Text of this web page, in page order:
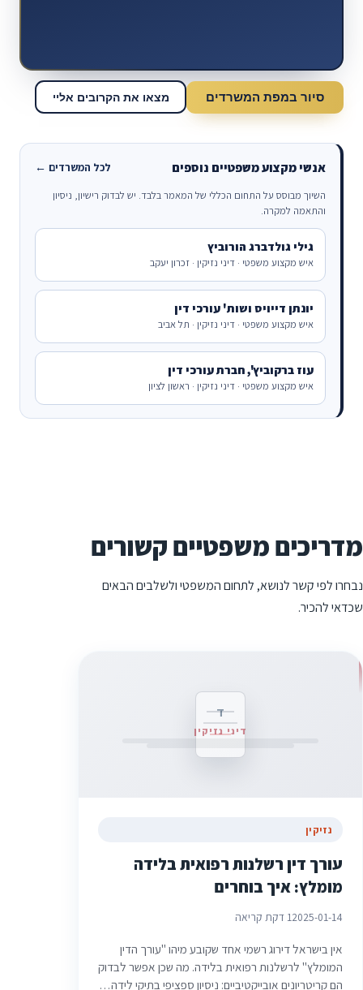
סיור במפת המשרדים מצאו את הקרובים אליי
אנשי מקצוע משפטיים נוספים לכל המשרדים ←
השיוך מבוסס על התחום הכללי של המאמר בלבד. יש לבדוק רישיון, ניסיון
והתאמה למקרה.
גילי גולדברג הורוביץ
איש מקצוע משפטי · דיני נזיקין · זכרון יעקב
יונתן דייויס ושות' עורכי דין
איש מקצוע משפטי · דיני נזיקין · תל אביב
עוז ברקוביץ', חברת עורכי דין
איש מקצוע משפטי · דיני נזיקין · ראשון לציון
מדריכים משפטיים קשורים
נבחרו לפי קשר לנושא, לתחום המשפטי ולשלבים הבאים
שכדאי להכיר.
ד
דיני נזיקין
נזיקין
עורך דין רשלנות רפואית בלידה
מומלץ: איך בוחרים
2025-01-141 דקת קריאה
אין בישראל דירוג רשמי אחד שקובע מיהו "עורך הדין
המומלץ" לרשלנות רפואית בלידה. מה שכן אפשר לבדוק
הם קריטריונים אובייקטיביים: ניסיון ספציפי בתיקי לידה…